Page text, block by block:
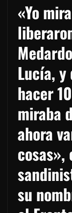
«Yo
Lucía, y
hacer
miraba
ahora
cosas»,
su